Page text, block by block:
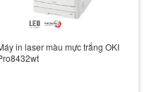
in laser màu mực trắng OKI